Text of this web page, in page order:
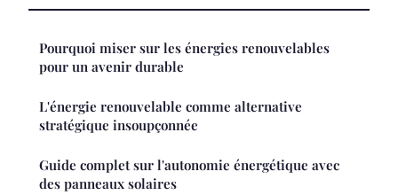
Pourquoi miser sur les énergies renouvelables
pour un avenir durable
L'énergie renouvelable comme alternative
stratégique insoupçonnée
Guide complet sur l'autonomie énergétique avec
des panneaux solaires